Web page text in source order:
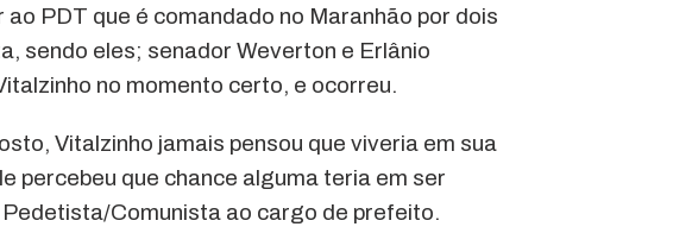
PDT que é comandado no Maranhão por dois
sendo eles; senador Weverton e Erlânio
no momento certo, e ocorreu.
Vitalzinho jamais pensou que viveria em sua
percebeu que chance alguma teria em ser
Comunista ao cargo de prefeito.